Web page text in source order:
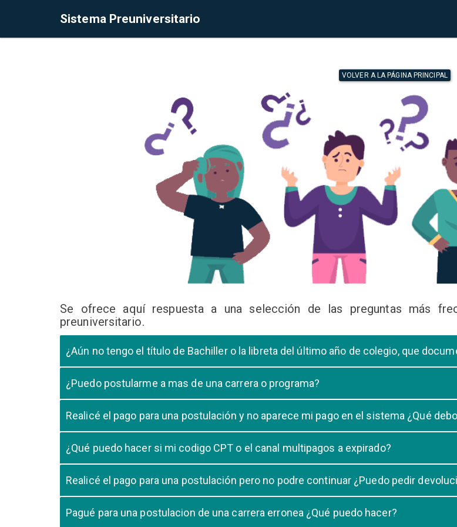
Sistema Preuniversitario
VOLVER A LA PÁGINA PRINCIPAL
Se ofrece aquí respuesta a una selección de las preguntas más
preuniversitario.
¿Aún no tengo el título de Bachiller o la libreta del último año de colegio, que
cursando el ultimo año.
¿Puedo postularme a mas de una carrera o programa?
Realicé el pago para una postulación y no aparece mi pago en el sistema ¿Qué
pago, debe comunicarse con su unidad de admisión e indicar que no se registró su pago.
¿Qué puedo hacer si mi codigo CPT o el canal multipagos a expirado?
su postulación.
Realicé el pago para una postulación pero no podre continuar ¿Puedo pedir
Pagué para una postulacion de una carrera erronea ¿Qué puedo hacer?